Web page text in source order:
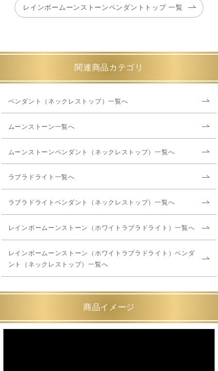
レインボームーンストーンペンダントトップ 一覧
関連商品カテゴリ
ペンダント（ネックレストップ）一覧へ
ムーンストーン一覧へ
ムーンストーンペンダント（ネックレストップ）一覧へ
ラブラドライト一覧へ
ラブラドライトペンダント（ネックレストップ）一覧へ
レインボームーンストーン（ホワイトラブラドライト）一覧へ
レインボームーンストーン（ホワイトラブラドライト）ペンダ
ント（ネックレストップ）一覧へ
商品イメージ